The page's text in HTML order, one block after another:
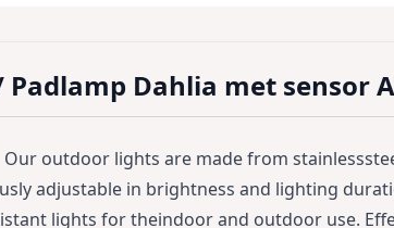
Padlamp Dahlia met sensor
outdoor lights are made from
adjustable in brightness and lighting
lights for theindoor and outdoor use.